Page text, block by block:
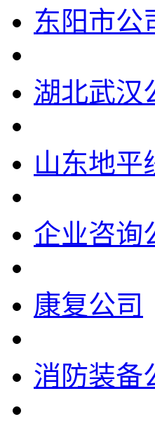
东阳市公
湖北武汉
山东地平
企业咨询
康复公司
消防装备